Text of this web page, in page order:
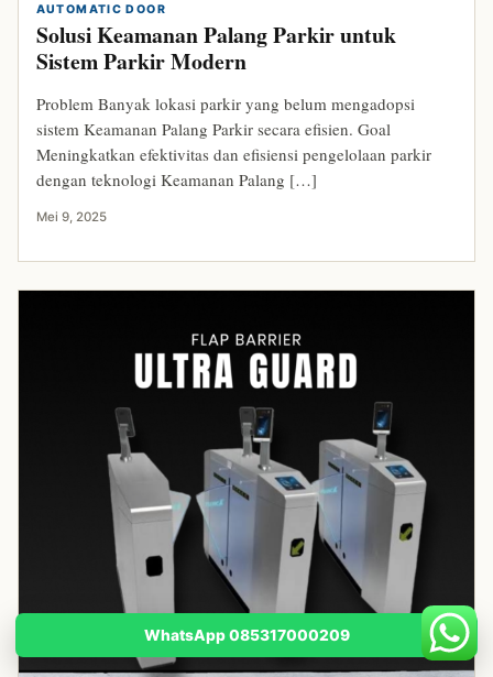
AUTOMATIC DOOR
Solusi Keamanan Palang Parkir untuk
Sistem Parkir Modern
Problem Banyak lokasi parkir yang belum mengadopsi
sistem Keamanan Palang Parkir secara efisien. Goal
Meningkatkan efektivitas dan efisiensi pengelolaan parkir
dengan teknologi Keamanan Palang […]
Mei 9, 2025
WhatsApp 085317000209